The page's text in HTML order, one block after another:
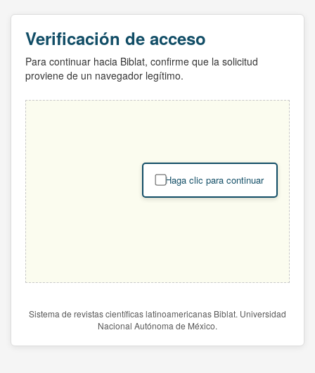
Verificación de acceso
Para continuar hacia Biblat, confirme que la solicitud
proviene de un navegador legítimo.
Haga clic para continuar
Sistema de revistas científicas latinoamericanas Biblat. Universidad
Nacional Autónoma de México.